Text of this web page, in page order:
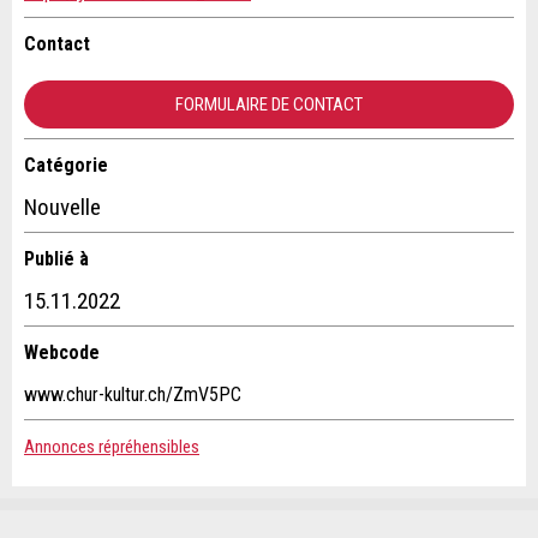
Commentaires généraux
Cette annonce n'est plus valable
Nachricht
* Saisie nécessaire
Fermer
Contact
FORMULAIRE DE CONTACT
Contact
Composez un message à la personne de contact pour cette
Catégorie
Nouvelle
Publié à
15.11.2022
Webcode
www.chur-kultur.ch/ZmV5PC
Annonces répréhensibles